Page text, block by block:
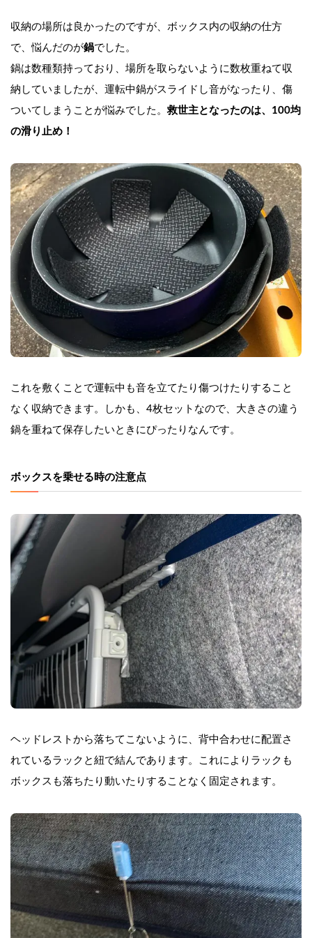
収納の場所は良かったのですが、ボックス内の収納の仕方
で、悩んだのが鍋でした。
鍋は数種類持っており、場所を取らないように数枚重ねて収
納していましたが、運転中鍋がスライドし音がなったり、傷
ついてしまうことが悩みでした。救世主となったのは、100均
の滑り止め！
これを敷くことで運転中も音を立てたり傷つけたりすること
なく収納できます。しかも、4枚セットなので、大きさの違う
鍋を重ねて保存したいときにぴったりなんです。
ボックスを乗せる時の注意点
ヘッドレストから落ちてこないように、背中合わせに配置さ
れているラックと紐で結んであります。これによりラックも
ボックスも落ちたり動いたりすることなく固定されます。